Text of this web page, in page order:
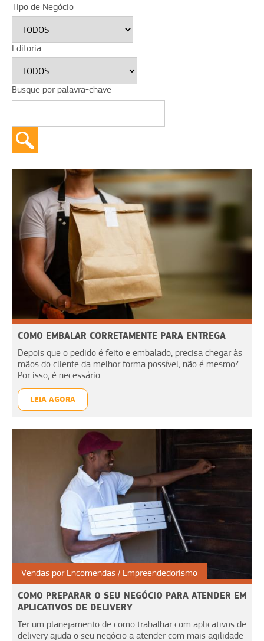
Tipo de Negócio
Editoria
Busque por palavra-chave
COMO EMBALAR CORRETAMENTE PARA ENTREGA
Depois que o pedido é feito e embalado, precisa chegar às
mãos do cliente da melhor forma possível, não é mesmo?
Por isso, é necessário...
LEIA AGORA
Vendas por Encomendas Empreendedorismo
COMO PREPARAR O SEU NEGÓCIO PARA ATENDER EM
APLICATIVOS DE DELIVERY
Ter um planejamento de como trabalhar com aplicativos de
delivery ajuda o seu negócio a atender com mais agilidade